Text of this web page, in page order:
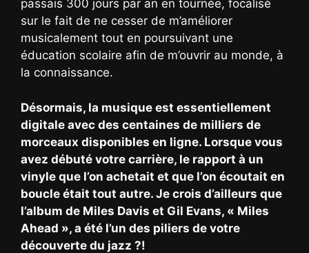
passais 300 jours par an en tournée, focalisé
sur le fait de ne cesser de m’améliorer
musicalement tout en poursuivant une
éducation scolaire afin de m’ouvrir au monde, à
la connaissance.
Désormais, la musique est essentiellement
digitale avec des centaines de milliers de
morceaux disponibles en ligne. Lorsque vous
avez débuté votre carrière, le rapport à un
vinyle que l’on achetait et que l’on écoutait en
boucle était tout autre. Je crois d’ailleurs que
l’album de Miles Davis et Gil Evans, « Miles
Ahead », a été l’un des piliers de votre
découverte du jazz ?!